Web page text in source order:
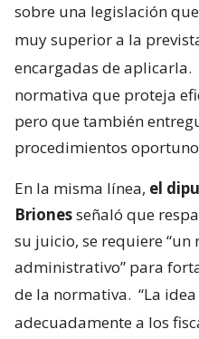
sobre una legislación
muy superior a la
encargadas de aplicarla.
normativa que proteja
pero que también
procedimientos
En la misma línea, el
Brionesseñaló que
su juicio, se requiere
administrativo” para
de la normativa. “La
adecuadamente a los